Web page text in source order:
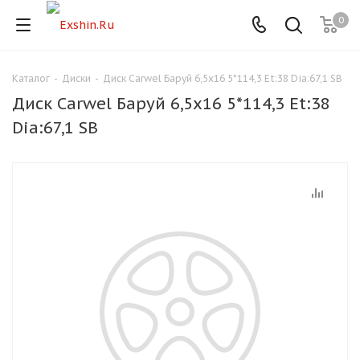
0
Каталог - Диски - Диск Carwel Баруй 6,5x16 5*114,3 Et:38 Dia:67,1 SB
Диск Carwel Баруй 6,5x16 5*114,3 Et:38
Dia:67,1 SB
Для клиентов всех банков
Разбейте
График платежей